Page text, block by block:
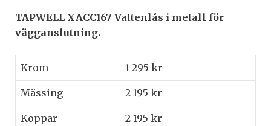
TAPWELL XACC167 Vattenlås i metall för
vägganslutning.
Krom 1 295 kr
Mässing 2 195 kr
Koppar 2 195 kr